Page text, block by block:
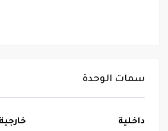
سمات الوحدة
داخلية خارجية